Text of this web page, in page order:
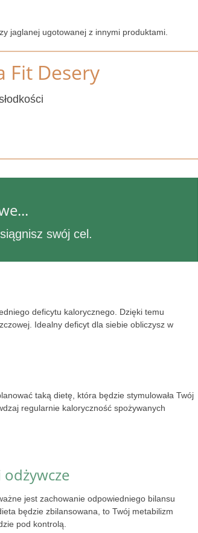
jaglanej ugotowanej z innymi produktami.
Fit Desery
swój cel.
deficytu kalorycznego. Dzięki temu
Idealny deficyt dla siebie obliczysz w
taką dietę, która będzie stymulowała Twój
regularnie kaloryczność spożywanych
jest zachowanie odpowiedniego bilansu
będzie zbilansowana, to Twój metabilizm
pod kontrolą.